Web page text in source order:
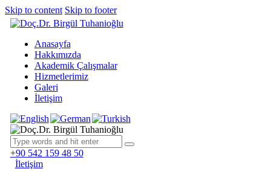
Skip to content Skip to footer
Anasayfa
Hakkımızda
Akademik Çalışmalar
Hizmetlerimiz
Galeri
İletişim
+90 542 159 48 50
İletişim